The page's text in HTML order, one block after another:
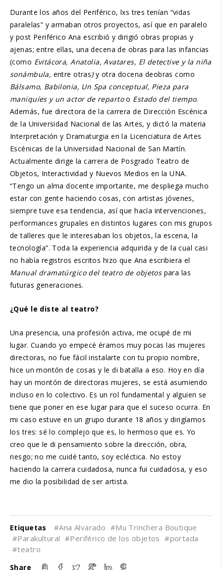
Durante los años del Periférico, lxs tres tenían “vidas
paralelas” y armaban otros proyectos, así que en paralelo
y post Periférico Ana escribió y dirigió obras propias y
ajenas; entre ellas, una decena de obras para las infancias
(como Evitácora, Anatolia, Avatares, El detective y la niña
sonámbula, entre otras)y otra docena deobras como
Bálsamo, Babilonia, Un Spa conceptual, Pieza para
maniquíes y un actor de repartoo Estado del tiempo.
Además, fue directora de la carrera de Dirección Escénica
de la Universidad Nacional de las Artes, y dictó la materia
Interpretación y Dramaturgia en la Licenciatura de Artes
Escénicas de la Universidad Nacional de San Martín.
Actualmente dirige la carrera de Posgrado Teatro de
Objetos, Interactividad y Nuevos Medios en la UNA.
“Tengo un alma docente importante, me despliega mucho
estar con gente haciendo cosas, con artistas jóvenes,
siempre tuve esa tendencia, así que hacía intervenciones,
performances grupales en distintos lugares con mis grupos
de talleres que le interesaban los objetos, la escena, la
tecnología”. Toda la experiencia adquirida y de la cual casi
no había registros escritos hizo que Ana escribiera el
Manual dramatúrgico del teatro de objetospara las
futuras generaciones.
¿Qué le diste al teatro?
Una presencia, una profesión activa, me ocupé de mi
lugar. Cuando yo empecé éramos muy pocas las mujeres
directoras, no fue fácil instalarte con tu propio nombre,
hice un montón de cosas y le di batalla a eso. Hoy en día
hay un montón de directoras mujeres, se está asumiendo
incluso en lo colectivo. Es un rol fundamental y alguien se
tiene que poner en ese lugar para que el suceso ocurra. En
mi caso estuve en un grupo durante 18 años y dirigíamos
los tres: sé lo complejo que es, lo hermoso que es. Yo
creo que le di pensamiento sobre la dirección, obra,
riesgo; no me cuidé tanto, soy ecléctica. No estoy
haciendo la carrera cuidadosa, nunca fui cuidadosa, y eso
me dio la posibilidad de ser artista.
Etiquetas #Ana Alvarado #Mu Trinchera Boutique
#Parakultural #Periférico de los objetos #portada
#teatro
Share